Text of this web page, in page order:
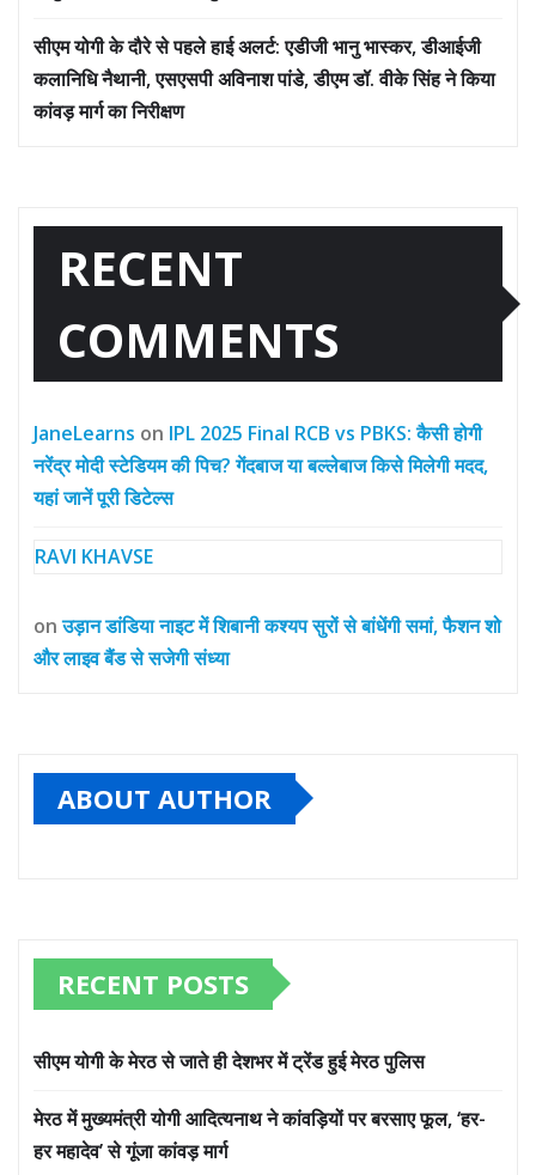
सीएम योगी के दौरे से पहले हाई अलर्ट: एडीजी भानु भास्कर, डीआईजी
कलानिधि नैथानी, एसएसपी अविनाश पांडे, डीएम डॉ. वीके सिंह ने किया
कांवड़ मार्ग का निरीक्षण
RECENT
COMMENTS
JaneLearns on IPL 2025 Final RCB vs PBKS: कैसी होगी
नरेंद्र मोदी स्टेडियम की पिच? गेंदबाज या बल्लेबाज किसे मिलेगी मदद,
यहां जानें पूरी डिटेल्स
RAVI KHAVSE
onउड़ान डांडिया नाइट में शिबानी कश्यप सुरों से बांधेंगी समां, फैशन शो
और लाइव बैंड से सजेगी संध्या
ABOUT AUTHOR
RECENT POSTS
सीएम योगी के मेरठ से जाते ही देशभर में ट्रेंड हुई मेरठ पुलिस
मेरठ में मुख्यमंत्री योगी आदित्यनाथ ने कांवड़ियों पर बरसाए फूल, ‘हर-
हर महादेव’ से गूंजा कांवड़ मार्ग